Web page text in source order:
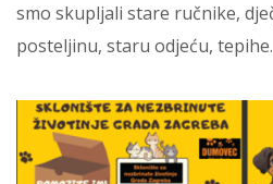
smo skupljali stare ručnike,
posteljinu, staru odjeću,